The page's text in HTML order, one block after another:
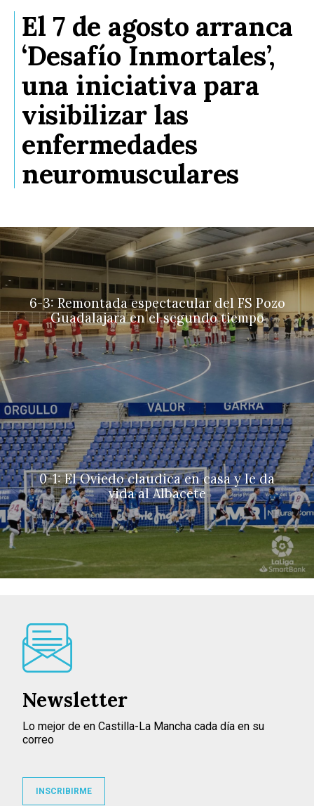
El 7 de agosto arranca
‘Desafío Inmortales’,
una iniciativa para
visibilizar las
enfermedades
neuromusculares
6-3: Remontada espectacular del FS Pozo
Guadalajara en el segundo tiempo
0-1: El Oviedo claudica en casa y le da
vida al Albacete
Newsletter
Lo mejor de en Castilla-La Mancha cada día en su
correo
INSCRIBIRME